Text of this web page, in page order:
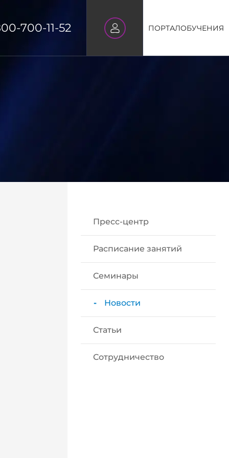
700-11-52 ПОРТАЛОБУЧЕНИЯ
Пресс-центр
Расписание занятий
Семинары
Новости
Статьи
Сотрудничество